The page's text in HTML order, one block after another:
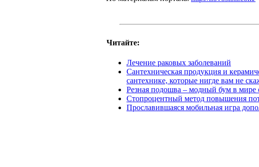
Читайте:
Лечение раковых заболеваний
Сантехническая продукция и
сантехнике, которые нигде вам не
Резная подошва – модный бум в мире
Стопроцентный метод повышения
Прославившаяся мобильная игра